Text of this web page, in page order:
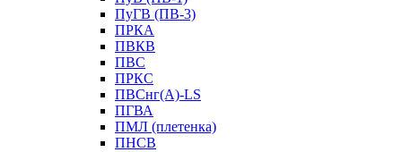
ПуГВ (ПВ-3)
ПРКА
ПВКВ
ПВС
ПРКС
ПВСнг(А)-LS
ПГВА
ПМЛ (плетенка)
ПНСВ